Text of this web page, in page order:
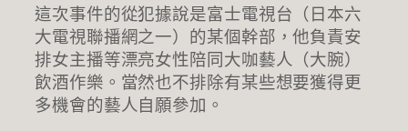
這次事件的從犯據說是富士電視台（日本六
大電視聯播網之一）的某個幹部，他負責安
排女主播等漂亮女性陪同大咖藝人（大腕）
飲酒作樂。當然也不排除有某些想要獲得更
多機會的藝人自願參加。